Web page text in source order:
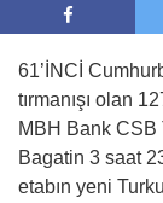
61’İNCİ
tırmanışı olan
MBH Bank CSB
Bagatin 3 saat
etabın yeni